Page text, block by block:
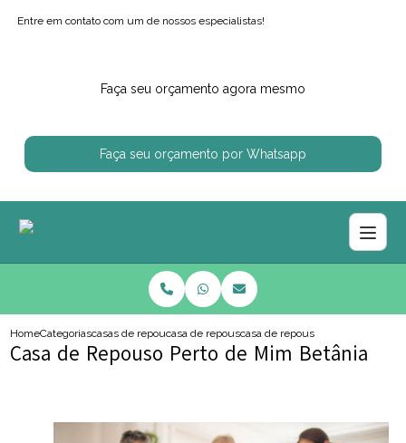
Entre em contato com um de nossos especialistas!
Faça seu orçamento agora mesmo
Faça seu orçamento por Whatsapp
HomeCategoriascasas de repousocasa de repouso proximo de mim
casa de repouso perto de mim
Casa de Repouso Perto de Mim Betânia